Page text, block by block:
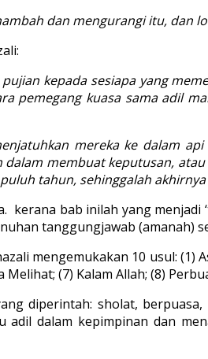
dan mengurangi itu, dan
kepada sesiapa yang
pemegang kuasa sama adil
mereka ke dalam
membuat keputusan,
tahun, sehinggalah
bab inilah yang
tanggungjawab (amanah)
mengemukakan 10 usul: (1)
(7) Kalam Allah; (8)
diperintah: sholat,
adil dalam kepimpinan dan